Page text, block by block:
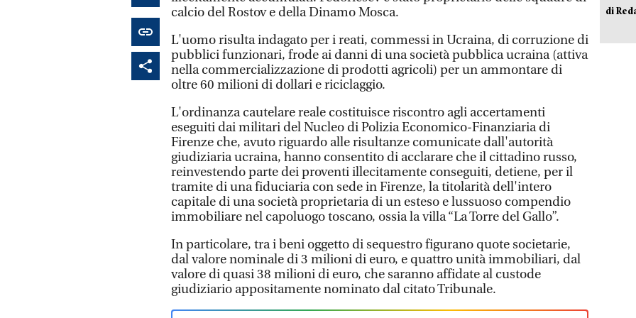
calcio del Rostov e della Dinamo Mosca.
L'uomo risulta indagato per i reati, commessi in Ucraina, di corruzione di
pubblici funzionari, frode ai danni di una società pubblica ucraina (attiva
nella commercializzazione di prodotti agricoli) per un ammontare di
oltre 60 milioni di dollari e riciclaggio.
L'ordinanza cautelare reale costituisce riscontro agli accertamenti
eseguiti dai militari del Nucleo di Polizia Economico-Finanziaria di
Firenze che, avuto riguardo alle risultanze comunicate dall'autorità
giudiziaria ucraina, hanno consentito di acclarare che il cittadino russo,
reinvestendo parte dei proventi illecitamente conseguiti, detiene, per il
tramite di una fiduciaria con sede in Firenze, la titolarità dell'intero
capitale di una società proprietaria di un esteso e lussuoso compendio
immobiliare nel capoluogo toscano, ossia la villa “La Torre del Gallo”.
In particolare, tra i beni oggetto di sequestro figurano quote societarie,
dal valore nominale di 3 milioni di euro, e quattro unità immobiliari, dal
valore di quasi 38 milioni di euro, che saranno affidate al custode
giudiziario appositamente nominato dal citato Tribunale.
di